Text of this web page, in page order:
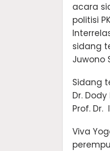
acara
politisi
sidang
Juwono
Sidang
Dr. Dody
Prof. Dr.
Viva